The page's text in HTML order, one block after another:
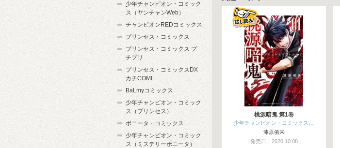
関連コミックス
桃源暗鬼 第1巻
少年チャンピオン・コミックス…
漆原侑来
発売日：2020.10.08
少年チャンピオン・コミック
ス（ヤンチャンWeb）
チャンピオンREDコミックス
プリンセス・コミックス
プリンセス・コミックス プ
チプリ
プリンセス・コミックスDX
カチCOMI
BaLmyコミックス
少年チャンピオン・コミック
ス（プリンセス）
ボニータ・コミックス
少年チャンピオン・コミック
ス（ミステリーボニータ）